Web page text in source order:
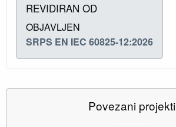
REVIDIRAN OD
OBJAVLJEN
SRPS EN IEC 60825-12:2026
Povezani projekti